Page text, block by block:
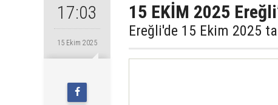
17:03
15 Ekim 2025
15 EKİM 2025
Ereğli'de 15 Ekim 2025